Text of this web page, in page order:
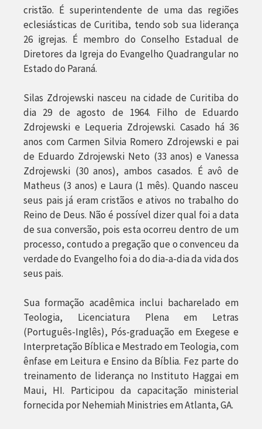
cristão. É superintendente de uma das regiões
eclesiásticas de Curitiba, tendo sob sua liderança
26 igrejas. É membro do Conselho Estadual de
Diretores da Igreja do Evangelho Quadrangular no
Estado do Paraná.
Silas Zdrojewski nasceu na cidade de Curitiba do
dia 29 de agosto de 1964. Filho de Eduardo
Zdrojewski e Lequeria Zdrojewski. Casado há 36
anos com Carmen Silvia Romero Zdrojewski e pai
de Eduardo Zdrojewski Neto (33 anos) e Vanessa
Zdrojewski (30 anos), ambos casados. É avô de
Matheus (3 anos) e Laura (1 mês). Quando nasceu
seus pais já eram cristãos e ativos no trabalho do
Reino de Deus. Não é possível dizer qual foi a data
de sua conversão, pois esta ocorreu dentro de um
processo, contudo a pregação que o convenceu da
verdade do Evangelho foi a do dia-a-dia da vida dos
seus pais.
Sua formação acadêmica inclui bacharelado em
Teologia, Licenciatura Plena em Letras
(Português-Inglês), Pós-graduação em Exegese e
Interpretação Bíblica e Mestrado em Teologia, com
ênfase em Leitura e Ensino da Bíblia. Fez parte do
treinamento de liderança no Instituto Haggai em
Maui, HI. Participou da capacitação ministerial
fornecida por Nehemiah Ministries em Atlanta, GA.